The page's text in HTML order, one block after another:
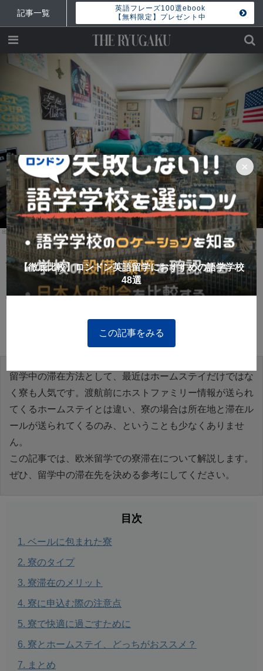
記事一覧
英語フレーズ100選ebook
【無料限定】プレゼント中
Kings Education
留学先の寮ってどんな感じ？個室？相部屋？食事は
付いてる？…欧米留学の寮のメリットと注意点
3202
Langpedia
留学中の滞在方法として、最近はホームステイだけではな
く寮も人気です。渡航前にホストファミリー情報が送られ
てくるホームステイとは違い、寮の場合は所在地と滞在ル
ールが送られてくるのみ、ということも少なくありませ
ん。
この記事では、欧米留学での寮滞在について解説します。
ぜひ、留学中の滞在先を決める参考にしてください。
目次
ベールに包まれた寮
寮のタイプ
寮滞在のメリット
寮に申込む際の注意点
寮で快適に過ごすために
寮とホームステイ、どっちがおススメ？
まとめ
×
【徹底比較】ロンドン英語留学におすすめの語学学校
48選
この記事をみる